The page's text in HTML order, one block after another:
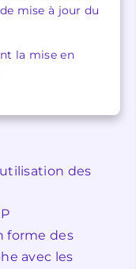
mise à jour du
la mise en
des
forme des
avec les